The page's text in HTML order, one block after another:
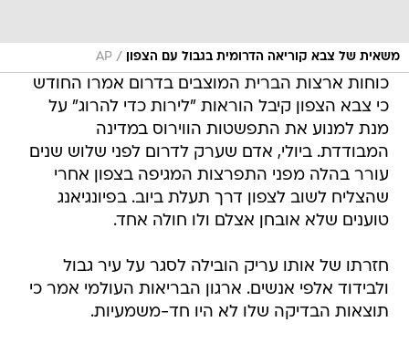
משאית של צבא קוריאה הדרומית בגבול עם הצפון /
AP
כוחות ארצות הברית המוצבים בדרום אמרו החודש
כי צבא הצפון קיבל הוראות "לירות כדי להרוג" על
מנת למנוע את התפשטות הווירוס במדינה
המבודדת. ביולי, אדם שערק לדרום לפני שלוש שנים
עורר בהלה מפני התפרצות המגיפה בצפון אחרי
שהצליח לשוב לצפון דרך תעלת ביוב. בפיונגיאנג
טוענים שלא אובחן אצלם ולו חולה אחד.
חזרתו של אותו עריק הובילה לסגר על עיר גבול
ולבידוד אלפי אנשים. ארגון הבריאות העולמי אמר כי
תוצאות הבדיקה שלו לא היו חד-משמעיות.